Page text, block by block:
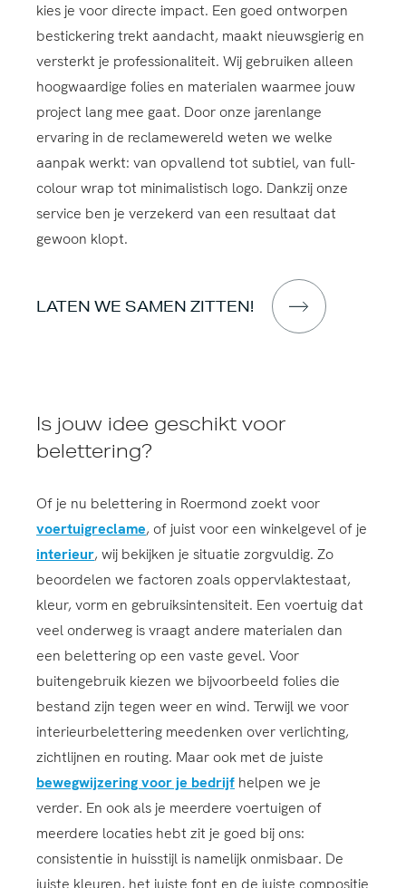
kies je voor directe impact. Een goed ontworpen
bestickering trekt aandacht, maakt nieuwsgierig en
versterkt je professionaliteit. Wij gebruiken alleen
hoogwaardige folies en materialen waarmee jouw
project lang mee gaat. Door onze jarenlange
ervaring in de reclamewereld weten we welke
aanpak werkt: van opvallend tot subtiel, van full-
colour wrap tot minimalistisch logo. Dankzij onze
service ben je verzekerd van een resultaat dat
gewoon klopt.
LATEN WE SAMEN ZITTEN!
Is jouw idee geschikt voor
belettering?
Of je nu belettering in Roermond zoekt voor
voertuigreclame, of juist voor een winkelgevel of je
interieur, wij bekijken je situatie zorgvuldig. Zo
beoordelen we factoren zoals oppervlaktestaat,
kleur, vorm en gebruiksintensiteit. Een voertuig dat
veel onderweg is vraagt andere materialen dan
een belettering op een vaste gevel. Voor
buitengebruik kiezen we bijvoorbeeld folies die
bestand zijn tegen weer en wind. Terwijl we voor
interieurbelettering meedenken over verlichting,
zichtlijnen en routing. Maar ook met de juiste
bewegwijzering voor je bedrijf helpen we je
verder. En ook als je meerdere voertuigen of
meerdere locaties hebt zit je goed bij ons:
consistentie in huisstijl is namelijk onmisbaar. De
juiste kleuren, het juiste font en de juiste compositie